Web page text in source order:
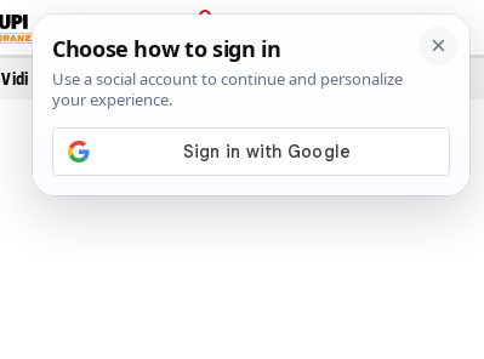
PRIJAVA
Vidi još…